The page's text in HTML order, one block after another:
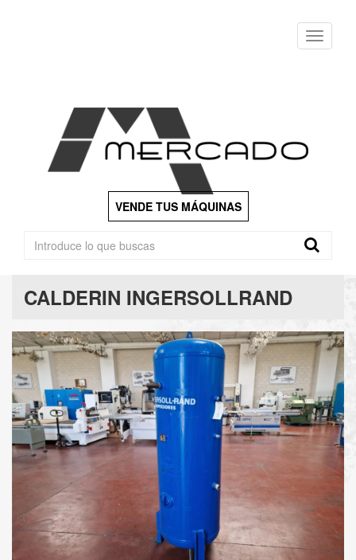
Menu
VENDE TUS MÁQUINAS
CALDERIN INGERSOLLRAND